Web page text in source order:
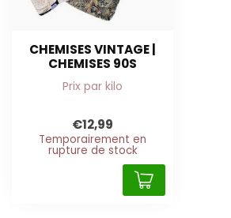
CHEMISES VINTAGE |
CHEMISES 90S
Prix par kilo
€12,99
Temporairement en
rupture de stock